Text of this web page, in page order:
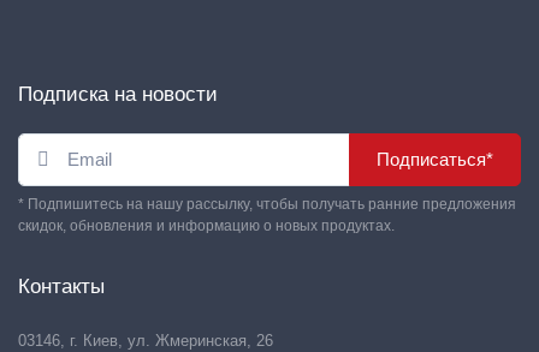
Подписка на новости
Подписаться*
* Подпишитесь на нашу рассылку, чтобы получать ранние предложения
скидок, обновления и информацию о новых продуктах.
Контакты
03146, г. Киев, ул. Жмеринская, 26